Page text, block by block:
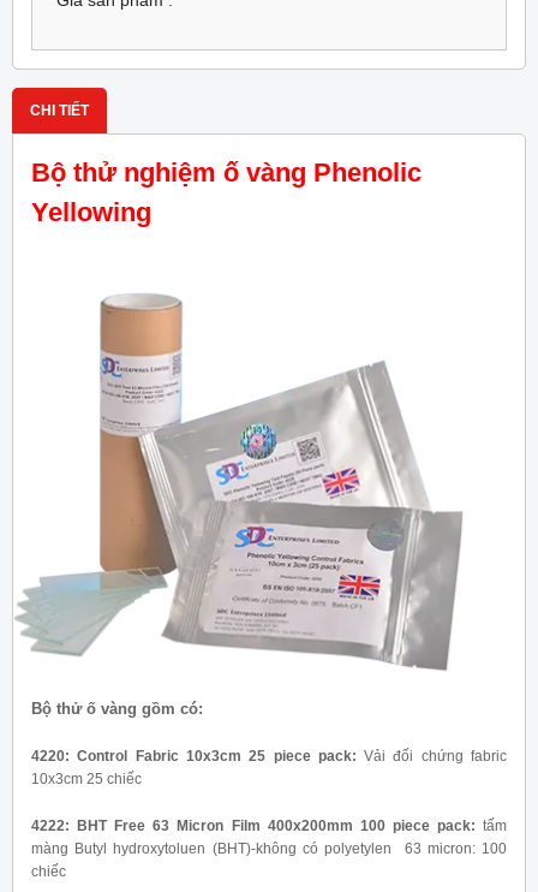
CHI TIẾT
Bộ thử nghiệm ố vàng Phenolic
Yellowing
Bộ thử ố vàng gồm có:
4220: Control Fabric 10x3cm 25 piece pack: Vải đối chứng fabric
10x3cm 25 chiếc
4222: BHT Free 63 Micron Film 400x200mm 100 piece pack: tấm
màng Butyl hydroxytoluen (BHT)-không có polyetylen 63 micron: 100
chiếc